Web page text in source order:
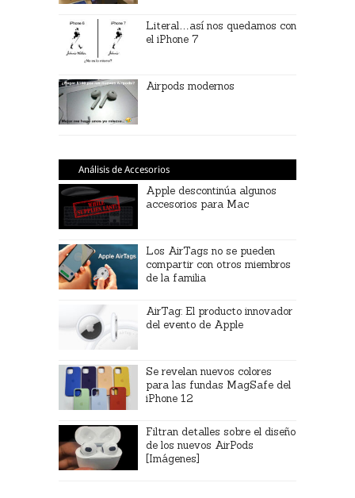
Literal…así nos quedamos con
el iPhone 7
Airpods modernos
Análisis de Accesorios
Apple descontinúa algunos
accesorios para Mac
Los AirTags no se pueden
compartir con otros miembros
de la familia
AirTag: El producto innovador
del evento de Apple
Se revelan nuevos colores
para las fundas MagSafe del
iPhone 12
Filtran detalles sobre el diseño
de los nuevos AirPods
[Imágenes]